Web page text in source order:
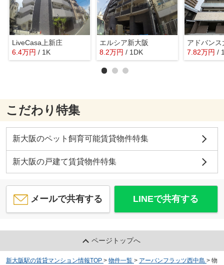
LiveCasa上新庄
6.4万円 / 1K
エルシア新大阪
8.2万円 / 1DK
アドバン
7.82万円 /
こだわり特集
新大阪のペット飼育可能賃貸物件特集
新大阪の戸建て賃貸物件特集
メールで共有する LINEで共有する
ページトップへ
新大阪駅の賃貸マンション情報TOP > 物件一覧 > アーバンフラッツ西中島 > 物